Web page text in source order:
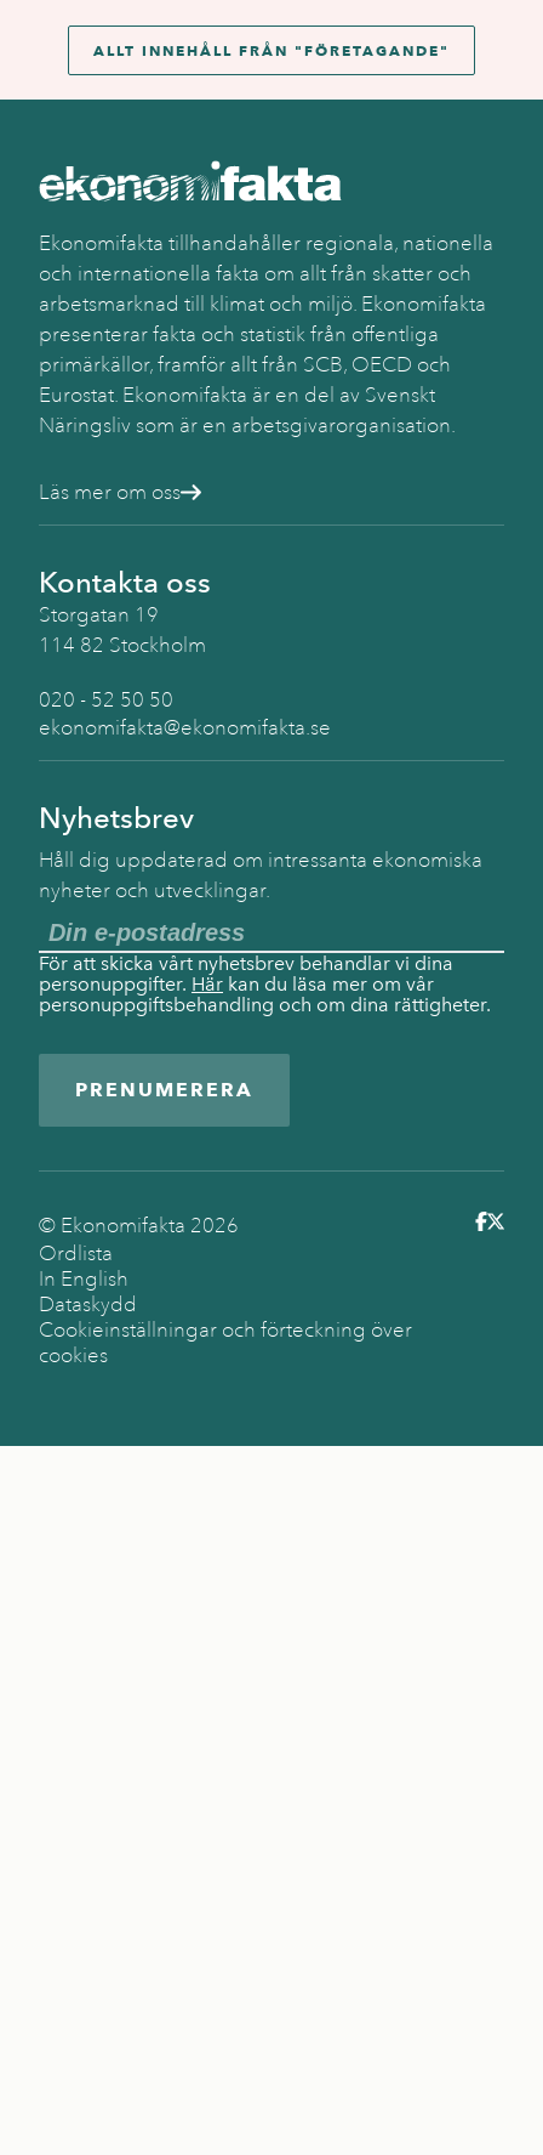
ALLT INNEHÅLL FRÅN " FÖRETAGANDE "
Ekonomifakta tillhandahåller regionala, nationella
och internationella fakta om allt från skatter och
arbetsmarknad till klimat och miljö. Ekonomifakta
presenterar fakta och statistik från offentliga
primärkällor, framför allt från SCB, OECD och
Eurostat. Ekonomifakta är en del av Svenskt
Näringsliv som är en arbetsgivarorganisation.
Läs mer om oss
Kontakta oss
Storgatan 19
114 82 Stockholm
020 - 52 50 50
ekonomifakta@ekonomifakta.se
Nyhetsbrev
Håll dig uppdaterad om intressanta ekonomiska
nyheter och utvecklingar.
För att skicka vårt nyhetsbrev behandlar vi dina
personuppgifter. Här kan du läsa mer om vår
personuppgiftsbehandling och om dina rättigheter.
PRENUMERERA
© Ekonomifakta 2026
Ordlista
In English
Dataskydd
Cookieinställningar och förteckning över
cookies